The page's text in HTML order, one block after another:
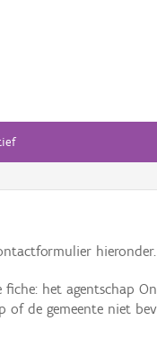
hieronder.
het agentschap
de gemeente niet